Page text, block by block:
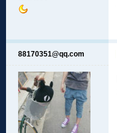
88170351@qq.com